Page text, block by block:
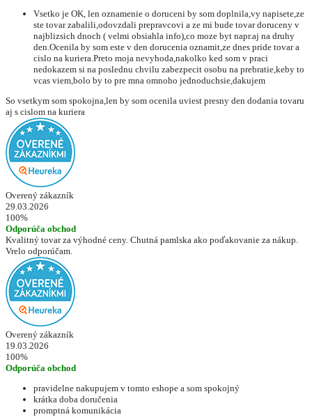
Vsetko je OK, len oznamenie o doruceni by som doplnila,vy napisete,ze
ste tovar zabalili,odovzdali prepravcovi a ze mi bude tovar doruceny v
najblizsich dnoch ( velmi obsiahla info),co moze byt napr.aj na druhy
den.Ocenila by som este v den dorucenia oznamit,ze dnes pride tovar a
cislo na kuriera.Preto moja nevyhoda,nakolko ked som v praci
nedokazem si na poslednu chvilu zabezpecit osobu na prebratie,keby to
vcas viem,bolo by to pre mna omnoho jednoduchsie,dakujem
So vsetkym som spokojna,len by som ocenila uviest presny den dodania tovaru
aj s cislom na kuriera
Overený zákazník
29.03.2026
100%
Odporúča obchod
Kvalitný tovar za výhodné ceny. Chutná pamlska ako poďakovanie za nákup.
Vrelo odporúčam.
Overený zákazník
19.03.2026
100%
Odporúča obchod
pravidelne nakupujem v tomto eshope a som spokojný
krátka doba doručenia
promptná komunikácia